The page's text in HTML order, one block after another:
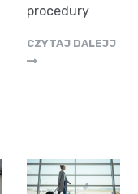
procedury
CZYTAJ DALEJJ